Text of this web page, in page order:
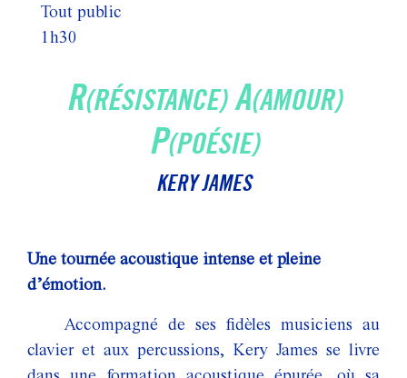
Tout public
1h30
R(RÉSISTANCE)A(AMOUR)
P(POÉSIE)
KERY JAMES
Une tournée acoustique intense et pleine
d’émotion.
Accompagné de ses fidèles musiciens au
clavier et aux percussions, Kery James se livre